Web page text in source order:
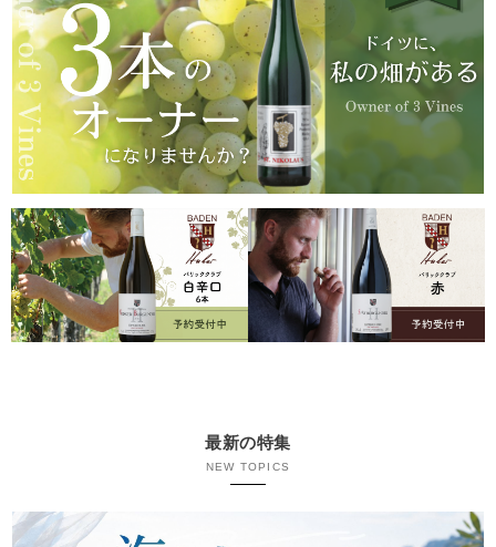
最新の特集
NEW TOPICS